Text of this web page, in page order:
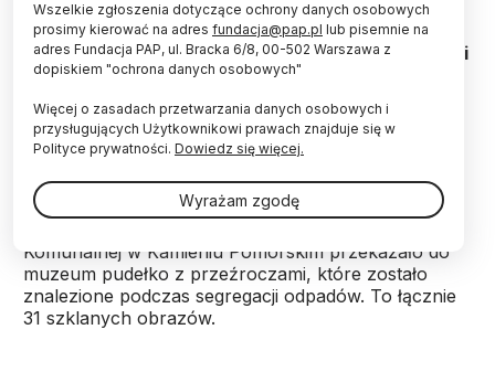
Ponad trzydzieści szklanych przeźroczy z
przełomu XIX i XX wieku trafiło do Muzeum Historii
Ziemi Kamieńskiej w Kamieniu Pomorskim.
Gospodarki Komunalnej fotografie przedstawiają
m.in. panoramę Betlejem, zamek z siedmioma
wieżami w Stambule i widok nad Bosforem.
Komunalnej w Kamieniu Pomorskim przekazało do
muzeum pudełko z przeźroczami, które zostało
znalezione podczas segregacji odpadów. To łącznie
31 szklanych obrazów.
Wszelkie zgłoszenia dotyczące ochrony danych osobowych
prosimy kierować na adres fundacja@pap.pl lub pisemnie na
adres Fundacja PAP, ul. Bracka 6/8, 00-502 Warszawa z
dopiskiem "ochrona danych osobowych"
Więcej o zasadach przetwarzania danych osobowych i
przysługujących Użytkownikowi prawach znajduje się w
Polityce prywatności. Dowiedz się więcej.
Wyrażam zgodę